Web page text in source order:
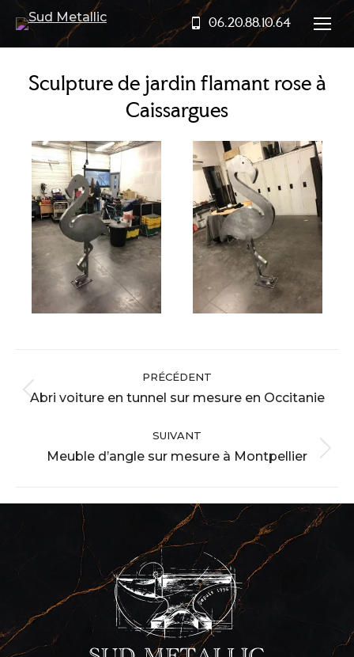
06.20.88.10.64
Sculpture de jardin flamant rose à
Caissargues
album
PRÉCÉDENT
Album
:
Abri voiture en tunnel sur mesure en Occitanie
SUIVANT
Album
Meuble d’angle sur mesure à Montpellier